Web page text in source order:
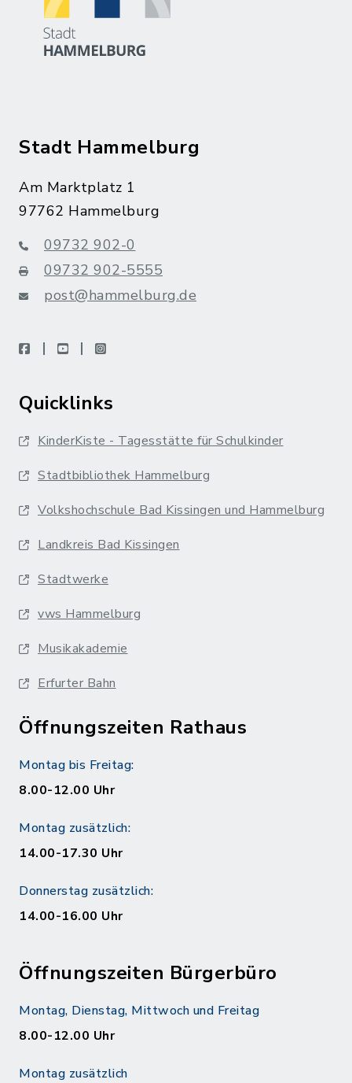
Stadt Hammelburg
Am Marktplatz 1
97762 Hammelburg
09732 902-0
09732 902-5555
post@hammelburg.de
facebookyoutubeinstagram
Quicklinks
KinderKiste - Tagesstätte für Schulkinder
Stadtbibliothek Hammelburg
Volkshochschule Bad Kissingen und Hammelburg
Landkreis Bad Kissingen
Stadtwerke
vws Hammelburg
Musikakademie
Erfurter Bahn
Öffnungszeiten Rathaus
Montag bis Freitag:
8.00-12.00 Uhr
Montag zusätzlich:
14.00-17.30 Uhr
Donnerstag zusätzlich:
14.00-16.00 Uhr
Öffnungszeiten Bürgerbüro
Montag, Dienstag, Mittwoch und Freitag
8.00-12.00 Uhr
Montag zusätzlich